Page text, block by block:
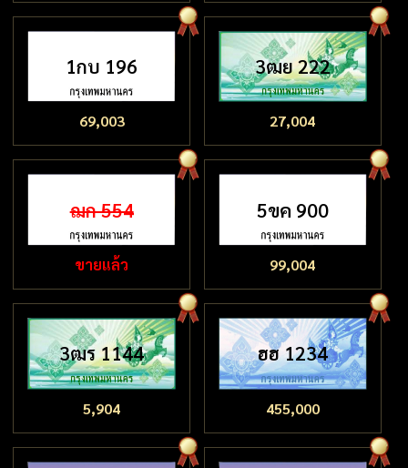
1กบ 196
69,003
3ฒย 222
27,004
ฌก 554
ขายแล้ว
5ขค 900
99,004
3ฒร 1144
5,904
ฮฮ 1234
455,000